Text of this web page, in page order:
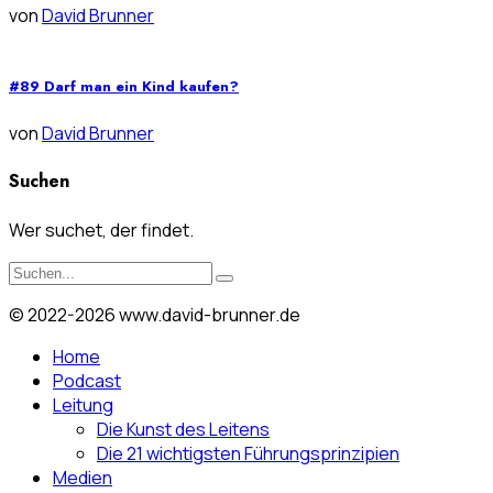
vonDavid Brunner
#89 Darf man ein Kind kaufen?
vonDavid Brunner
Suchen
Wer suchet, der findet.
© 2022-2026 www.david-brunner.de
Home
Podcast
Leitung
Die Kunst des Leitens
Die 21 wichtigsten Führungsprinzipien
Medien